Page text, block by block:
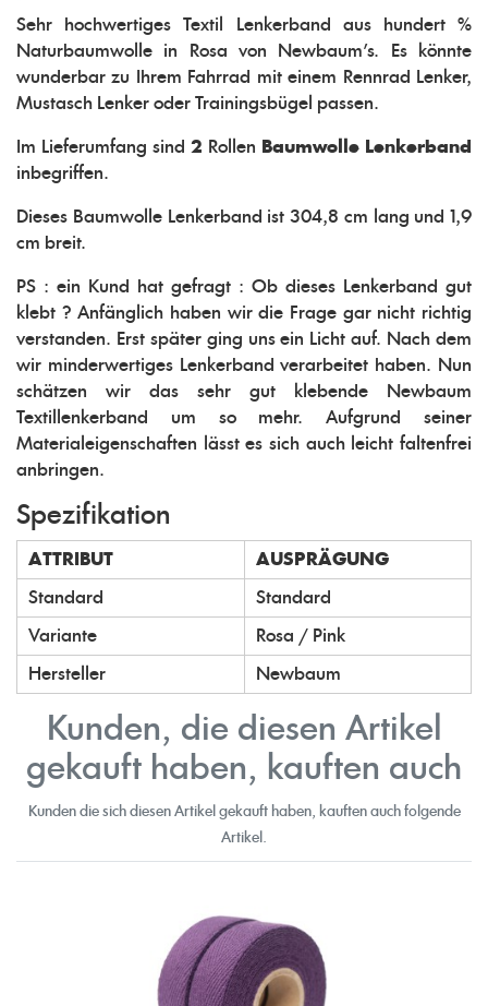
Sehr hochwertiges Textil Lenkerband aus hundert %
Naturbaumwolle in Rosa von Newbaum's. Es könnte
wunderbar zu Ihrem Fahrrad mit einem Rennrad Lenker,
Mustasch Lenker oder Trainingsbügel passen.
Im Lieferumfang sind 2 Rollen
Baumwolle Lenkerband
inbegriffen.
Dieses Baumwolle Lenkerband ist 304,8 cm lang und 1,9
cm breit.
PS : ein Kund hat gefragt : Ob dieses Lenkerband gut
klebt ? Anfänglich haben wir die Frage gar nicht richtig
verstanden. Erst später ging uns ein Licht auf. Nach dem
wir minderwertiges Lenkerband verarbeitet haben. Nun
schätzen wir das sehr gut klebende Newbaum
Textillenkerband um so mehr. Aufgrund seiner
Materialeigenschaften lässt es sich auch leicht faltenfrei
anbringen.
Spezifikation
ATTRIBUT AUSPRÄGUNG
Standard Standard
Variante Rosa / Pink
Hersteller Newbaum
Kunden, die diesen Artikel
gekauft haben, kauften auch
Kunden die sich diesen Artikel gekauft haben, kauften auch folgende
Artikel.